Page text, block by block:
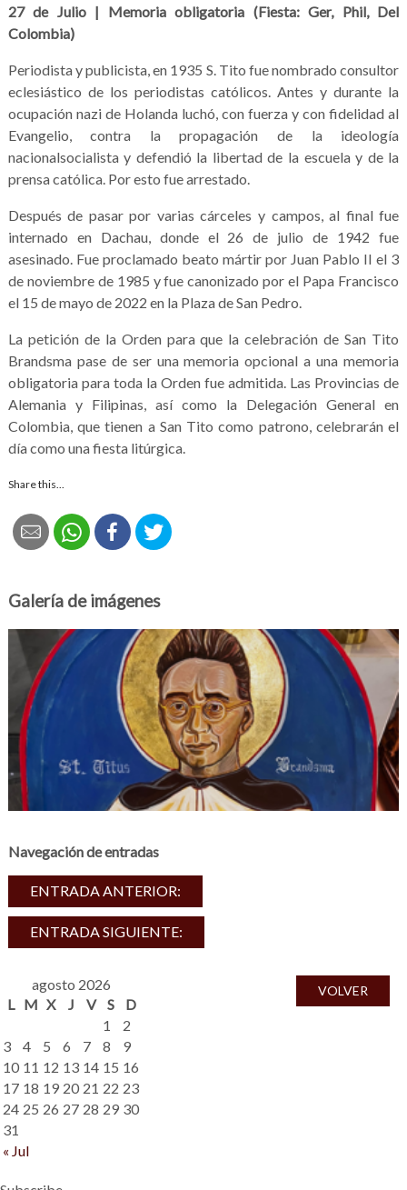
27 de Julio | Memoria obligatoria (Fiesta: Ger, Phil, Del
Colombia)
Periodista y publicista, en 1935 S. Tito fue nombrado consultor
eclesiástico de los periodistas católicos. Antes y durante la
ocupación nazi de Holanda luchó, con fuerza y con fidelidad al
Evangelio, contra la propagación de la ideología
nacionalsocialista y defendió la libertad de la escuela y de la
prensa católica. Por esto fue arrestado.
Después de pasar por varias cárceles y campos, al final fue
internado en Dachau, donde el 26 de julio de 1942 fue
asesinado. Fue proclamado beato mártir por Juan Pablo II el 3
de noviembre de 1985 y fue canonizado por el Papa Francisco
el 15 de mayo de 2022 en la Plaza de San Pedro.
La petición de la Orden para que la celebración de San Tito
Brandsma pase de ser una memoria opcional a una memoria
obligatoria para toda la Orden fue admitida. Las Provincias de
Alemania y Filipinas, así como la Delegación General en
Colombia, que tienen a San Tito como patrono, celebrarán el
día como una fiesta litúrgica.
Share this...
Galería de imágenes
Navegación de entradas
ENTRADA ANTERIOR:
ENTRADA SIGUIENTE:
VOLVER
agosto 2026
L
M X J V S D
« Jul
1
2
3
4 5 6 7 8
9
10 11 12 13 14 15 16
17 18 19 20 21 22 23
24 25 26 27 28 29 30
31